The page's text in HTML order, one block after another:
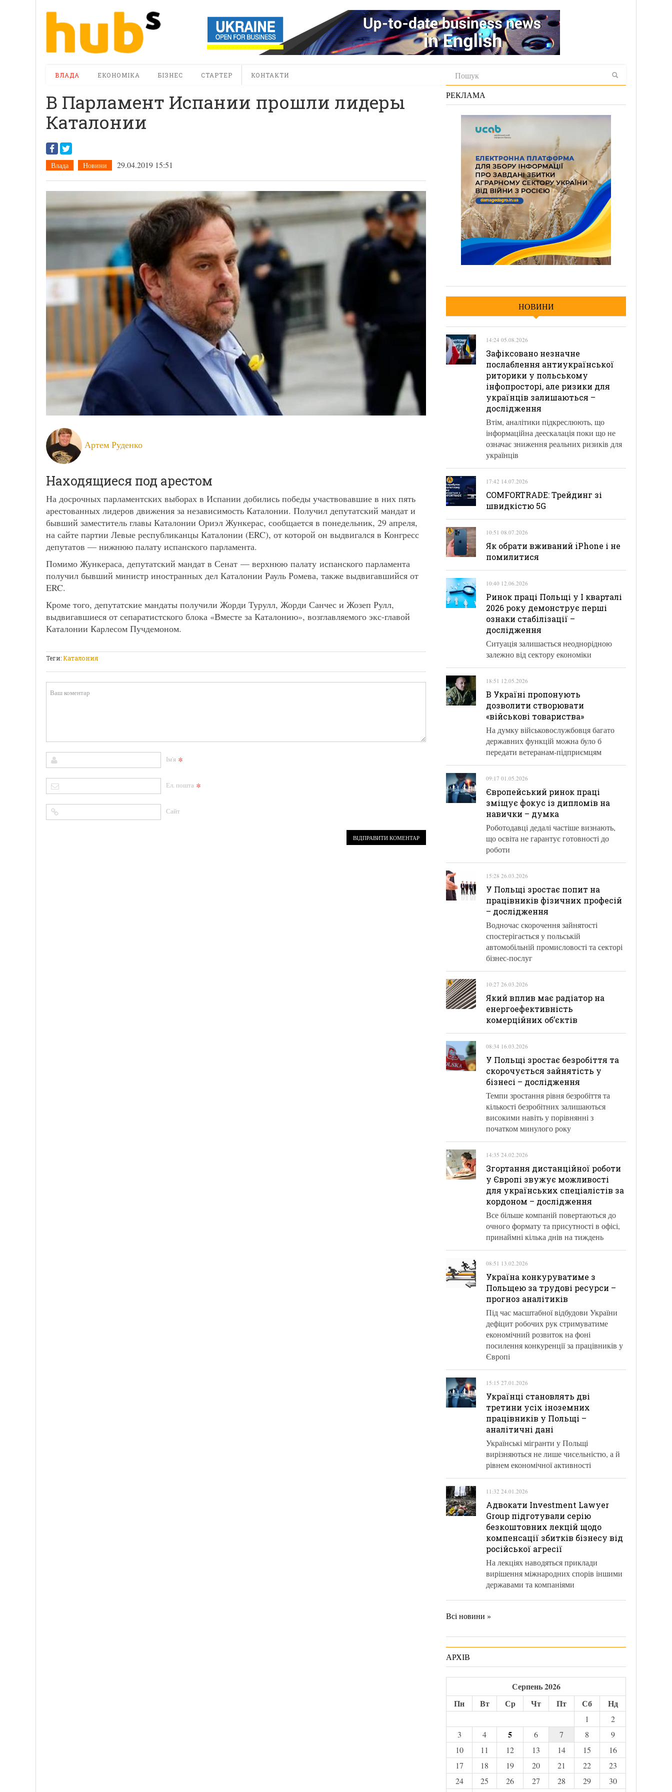
ВЛАДА ЕКОНОМІКА БІЗНЕС СТАРТЕР КОНТАКТИ
В Парламент Испании прошли лидеры
Каталонии
Влада Новини 29.04.2019 15:51
Артем Руденко
Находящиеся под арестом
На досрочных парламентских выборах в Испании добились победы участвовавшие в них пять
арестованных лидеров движения за независимость Каталонии. Получил депутатский мандат и
бывший заместитель главы Каталонии Ориэл Жункерас, сообщается в понедельник, 29 апреля,
на сайте партии Левые республиканцы Каталонии (ERC), от которой он выдвигался в Конгресс
депутатов — нижнюю палату испанского парламента.
Помимо Жункераса, депутатский мандат в Сенат — верхнюю палату испанского парламента
получил бывший министр иностранных дел Каталонии Рауль Ромева, также выдвигавшийся от
ERC.
Кроме того, депутатские мандаты получили Жорди Турулл, Жорди Санчес и Жозеп Рулл,
выдвигавшиеся от сепаратистского блока «Вместе за Каталонию», возглавляемого экс-главой
Каталонии Карлесом Пучдемоном.
Теги:Каталония
Ім'я *
Ел. пошта *
Сайт
РЕКЛАМА
НОВИНИ
14:24 05.08.2026
Зафіксовано незначне
послаблення антиукраїнської
риторики у польському
інфопросторі, але ризики для
українців залишаються –
дослідження
Втім, аналітики підкреслюють, що
інформаційна деескалація поки що не
означає зниження реальних ризиків для
українців
17:42 14.07.2026
COMFORTRADE: Трейдинг зі
швидкістю 5G
10:51 08.07.2026
Як обрати вживаний iPhone і не
помилитися
10:40 12.06.2026
Ринок праці Польщі у І кварталі
2026 року демонструє перші
ознаки стабілізації –
дослідження
Ситуація залишається неоднорідною
залежно від сектору економіки
18:51 12.05.2026
В Україні пропонують
дозволити створювати
«військові товариства»
На думку військовослужбовця багато
державних функцій можна було б
передати ветеранам-підприємцям
09:17 01.05.2026
Європейський ринок праці
зміщує фокус із дипломів на
навички – думка
Роботодавці дедалі частіше визнають,
що освіта не гарантує готовності до
роботи
15:28 26.03.2026
У Польщі зростає попит на
працівників фізичних професій
– дослідження
Водночас скорочення зайнятості
спостерігається у польській
автомобільній промисловості та секторі
бізнес-послуг
10:27 26.03.2026
Який вплив має радіатор на
енергоефективність
комерційних об’єктів
08:34 16.03.2026
У Польщі зростає безробіття та
скорочується зайнятість у
бізнесі – дослідження
Темпи зростання рівня безробіття та
кількості безробітних залишаються
високими навіть у порівнянні з
початком минулого року
14:35 24.02.2026
Згортання дистанційної роботи
у Європі звужує можливості
для українських спеціалістів за
кордоном – дослідження
Все більше компаній повертаються до
очного формату та присутності в офісі,
принаймні кілька днів на тиждень
08:51 13.02.2026
Україна конкуруватиме з
Польщею за трудові ресурси –
прогноз аналітиків
Під час масштабної відбудови України
дефіцит робочих рук стримуватиме
економічний розвиток на фоні
посилення конкуренції за працівників у
Європі
15:15 27.01.2026
Українці становлять дві
третини усіх іноземних
працівників у Польщі –
аналітичні дані
Українські мігранти у Польщі
вирізняються не лише чисельністю, а й
рівнем економічної активності
11:32 24.01.2026
Адвокати Investment Lawyer
Group підготували серію
безкоштовних лекцій щодо
компенсації збитків бізнесу від
російської агресії
На лекціях наводяться приклади
вирішення міжнародних спорів іншими
державами та компаніями
Всі новини »
АРХІВ
Серпень 2026
Пн
Вт Ср Чт Пт Сб Нд
1
2
3
4 5 6 7 8
9
10
11 12 13 14 15
16
17
18 19 20 21 22
23
24
25 26 27 28 29
30